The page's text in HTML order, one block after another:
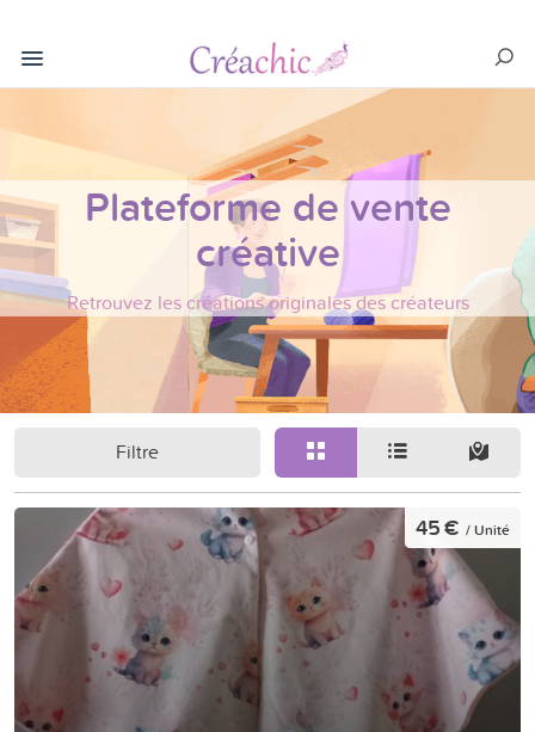
Plateforme de vente
créative
Retrouvez les créations originales des créateurs
Filtre
45 € / Unité